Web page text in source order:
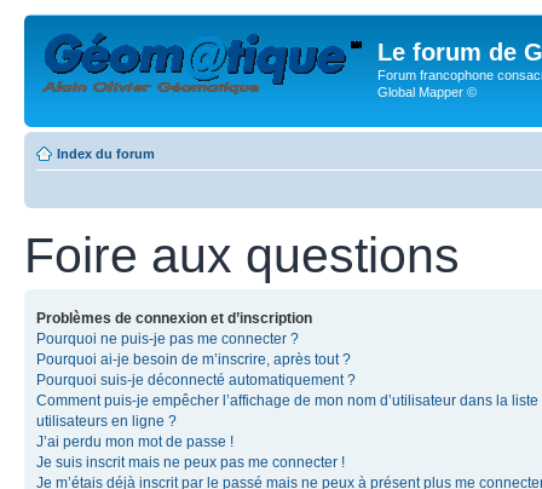
Le forum de
Forum francophone
Global Mapper ©
Index du forum
Foire aux questions
Problèmes de connexion et d’inscription
Pourquoi ne puis-je pas me connecter ?
Pourquoi ai-je besoin de m’inscrire, après tout ?
Pourquoi suis-je déconnecté automatiquement ?
Comment puis-je empêcher l’affichage de mon nom d’utilisateur dans la liste
utilisateurs en ligne ?
J’ai perdu mon mot de passe !
Je suis inscrit mais ne peux pas me connecter !
Je m’étais déjà inscrit par le passé mais ne peux à présent plus me